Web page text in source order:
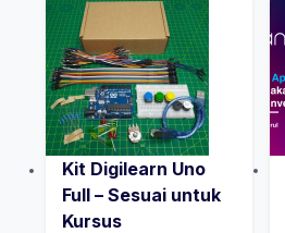
Kit Digilearn Uno
Full – Sesuai untuk
Kursus